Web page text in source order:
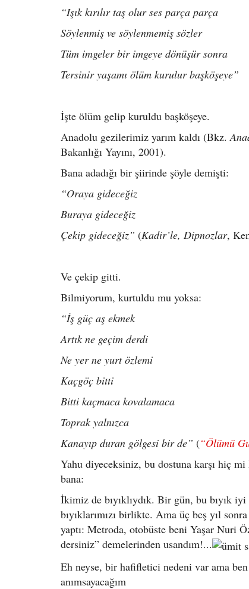
“Işık kırılır taş olur ses parça parça
Söylenmiş ve söylenmemiş sözler
Tüm imgeler bir imgeye dönüşür sonra
Tersinir yaşamı ölüm kurulur başköşeye”
İşte ölüm gelip kuruldu başköşeye.
Anadolu gezilerimiz yarım kaldı (Bkz.
Bakanlığı Yayını, 2001).
Bana adadığı bir şiirinde şöyle demişti:
“Oraya gideceğiz
Buraya gideceğiz
Çekip gideceğiz” (Kadir’le, Dipnozlar,
Ve çekip gitti.
Bilmiyorum, kurtuldu mu yoksa:
“İş güç aş ekmek
Artık ne geçim derdi
Ne yer ne yurt özlemi
Kaçgöç bitti
Bitti kaçmaca kovalamaca
Toprak yalnızca
Kanayıp duran gölgesi bir de” (“Ölümü
Yahu diyeceksiniz, bu dostuna karşı hiç
bana:
İkimiz de bıyıklıydık. Bir gün, bu bıyık
bıyıklarımızı birlikte. Ama üç beş yıl
yaptı: Metroda, otobüste beni Yaşar Nuri
dersiniz” demelerinden usandım!...
Eh neyse, bir hafifletici nedeni var ama
anımsayacağım